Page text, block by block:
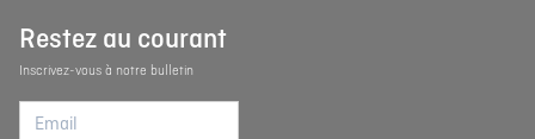
Restez au courant
Inscrivez-vous à notre bulletin